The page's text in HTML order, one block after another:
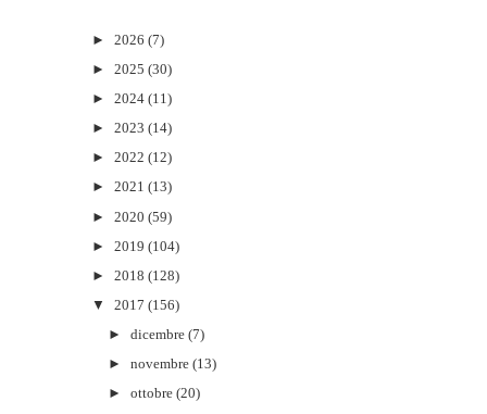
► 2026 (7)
► 2025 (30)
► 2024 (11)
► 2023 (14)
► 2022 (12)
► 2021 (13)
► 2020 (59)
► 2019 (104)
► 2018 (128)
▼
2017 (156)
►dicembre (7)
►novembre (13)
►ottobre (20)